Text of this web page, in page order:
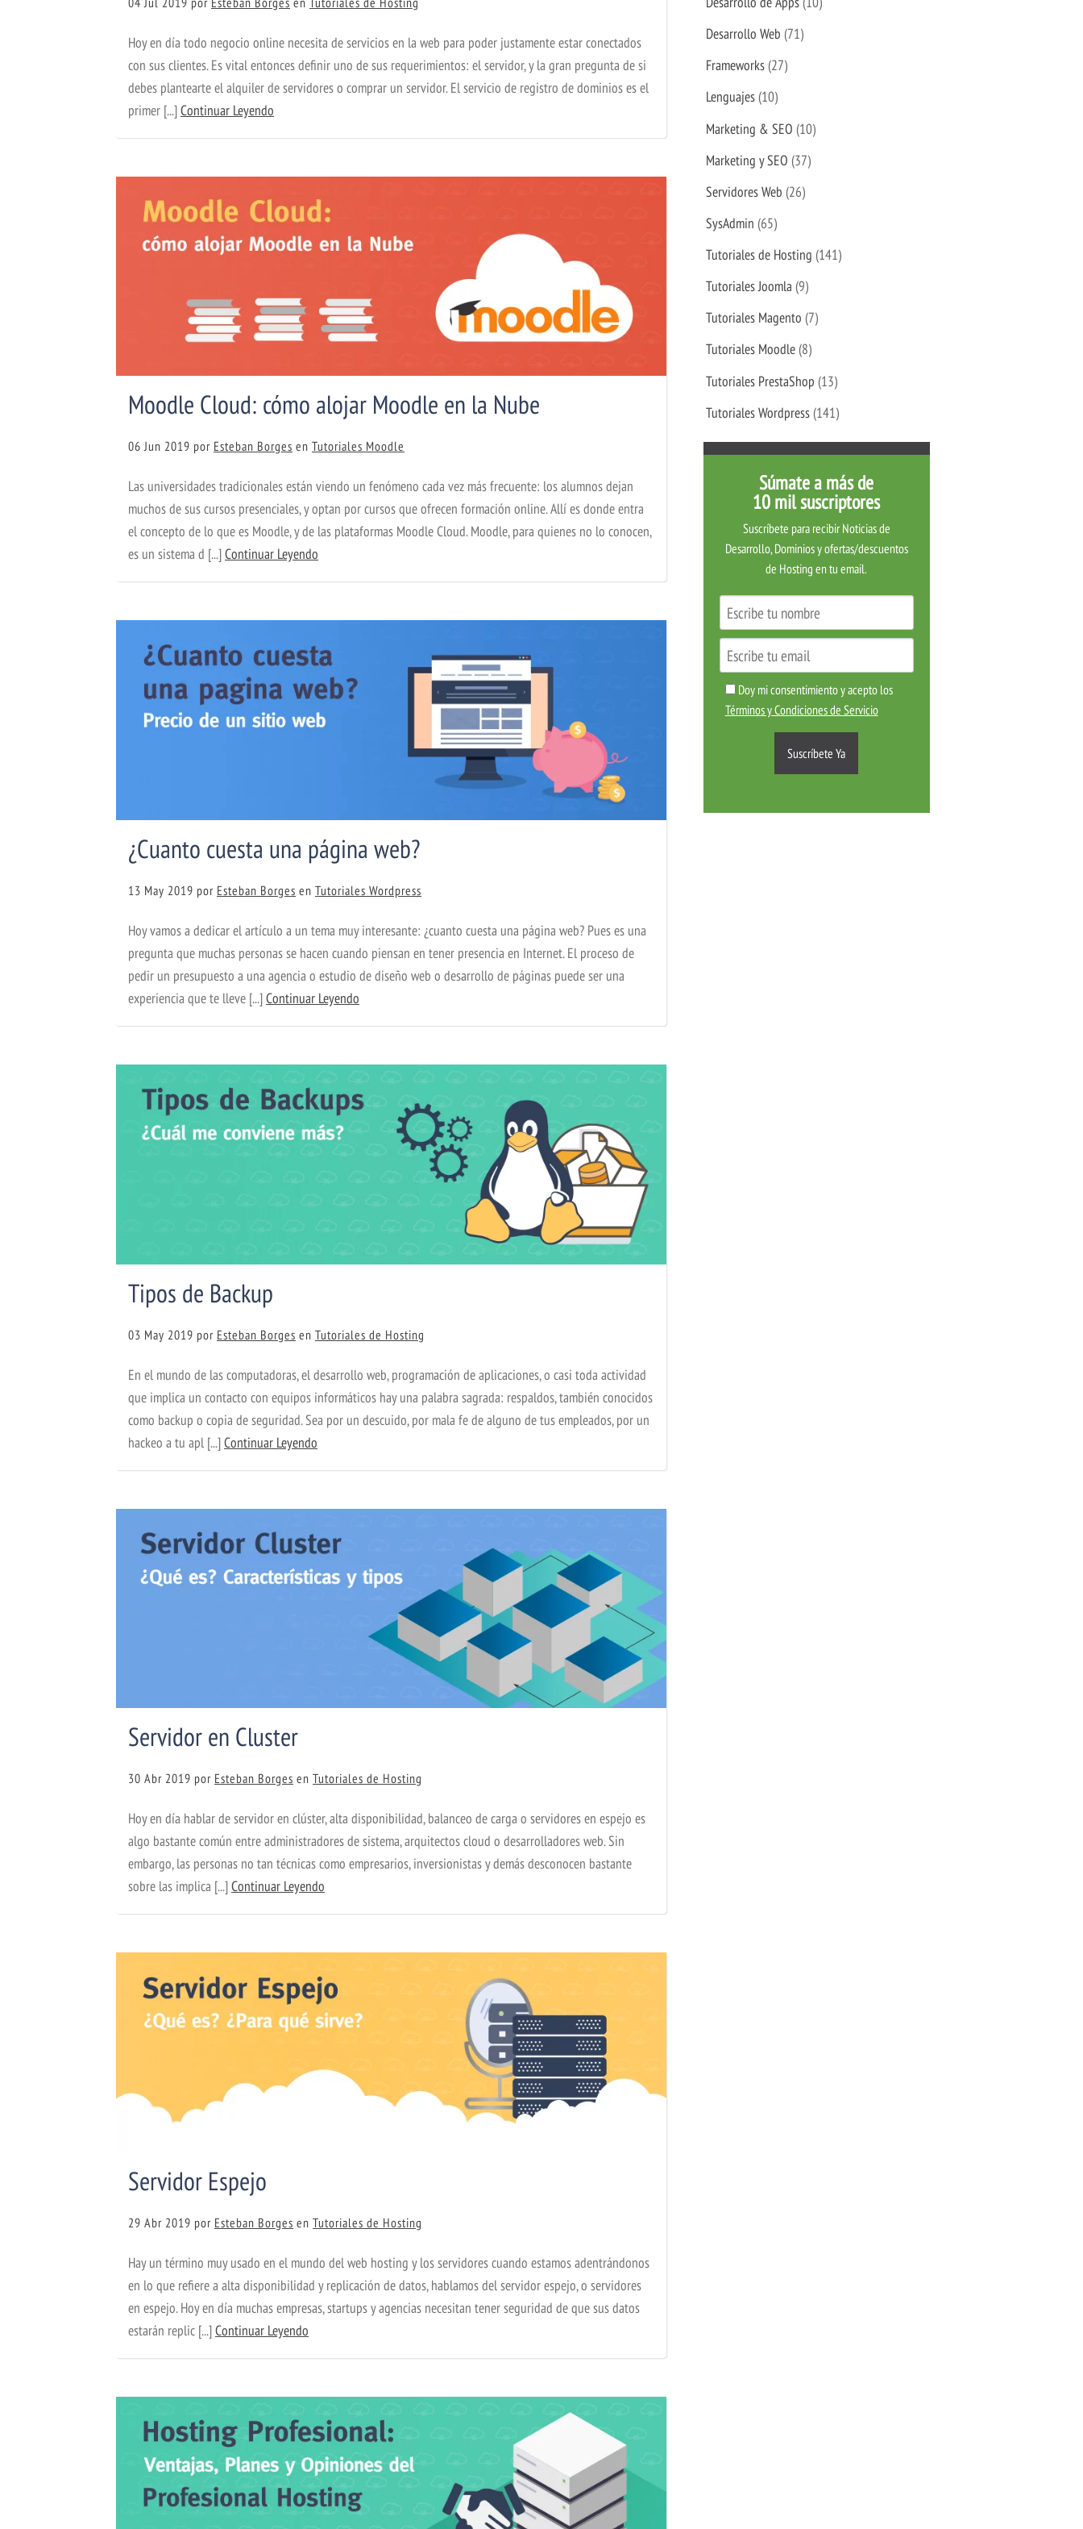
Hoy en día todo negocio online necesita de servicios en la web para poder justamente estar conectados
con sus clientes. Es vital entonces definir uno de sus requerimientos: el servidor, y la gran pregunta de si
debes plantearte el alquiler de servidores o comprar un servidor. El servicio de registro de dominios es el
primer [...]Continuar Leyendo
Moodle Cloud: cómo alojar Moodle en la Nube
06 Jun 2019 por Esteban Borges en Tutoriales Moodle
Las universidades tradicionales están viendo un fenómeno cada vez más frecuente: los alumnos dejan
muchos de sus cursos presenciales, y optan por cursos que ofrecen formación online. Allí es donde entra
el concepto de lo que es Moodle, y de las plataformas Moodle Cloud. Moodle, para quienes no lo conocen,
es un sistema d [...]Continuar Leyendo
¿Cuanto cuesta una página web?
13 May 2019 por Esteban Borges en Tutoriales Wordpress
Hoy vamos a dedicar el artículo a un tema muy interesante: ¿cuanto cuesta una página web? Pues es una
pregunta que muchas personas se hacen cuando piensan en tener presencia en Internet. El proceso de
pedir un presupuesto a una agencia o estudio de diseño web o desarrollo de páginas puede ser una
experiencia que te lleve [...]Continuar Leyendo
Tipos de Backup
03 May 2019 por Esteban Borges en Tutoriales de Hosting
En el mundo de las computadoras, el desarrollo web, programación de aplicaciones, o casi toda actividad
que implica un contacto con equipos informáticos hay una palabra sagrada: respaldos, también conocidos
como backup o copia de seguridad. Sea por un descuido, por mala fe de alguno de tus empleados, por un
hackeo a tu apl [...]Continuar Leyendo
Servidor en Cluster
30 Abr 2019 por Esteban Borges en Tutoriales de Hosting
Hoy en día hablar de servidor en clúster, alta disponibilidad, balanceo de carga o servidores en espejo es
algo bastante común entre administradores de sistema, arquitectos cloud o desarrolladores web. Sin
embargo, las personas no tan técnicas como empresarios, inversionistas y demás desconocen bastante
sobre las implica [...]Continuar Leyendo
Servidor Espejo
29 Abr 2019 por Esteban Borges en Tutoriales de Hosting
Hay un término muy usado en el mundo del web hosting y los servidores cuando estamos adentrándonos
en lo que refiere a alta disponibilidad y replicación de datos, hablamos del servidor espejo, o servidores
en espejo. Hoy en día muchas empresas, startups y agencias necesitan tener seguridad de que sus datos
estarán replic [...]Continuar Leyendo
Desarrollo Web (71)
Frameworks(27)
Lenguajes(10)
Marketing & SEO (10)
Marketing y SEO (37)
Servidores Web (26)
SysAdmin (65)
Tutoriales de Hosting (141)
Tutoriales Joomla (9)
Tutoriales Magento (7)
Tutoriales Moodle(8)
Tutoriales PrestaShop (13)
Tutoriales Wordpress(141)
Súmate a más de
10 mil suscriptores
Suscríbete para recibir Noticias de
Desarrollo, Dominios y ofertas/descuentos
de Hosting en tu email.
Doy mi consentimiento y acepto los
Términos y Condiciones de Servicio